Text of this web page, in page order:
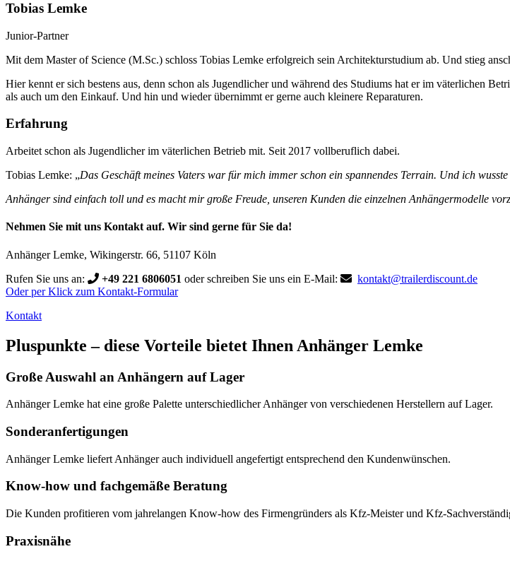
Tobias Lemke
Junior-Partner
Mit dem Master of Science (M.Sc.) schloss Tobias Lemke erfolgreich sein Architekturstudium ab. Und stieg
Hier kennt er sich bestens aus, denn schon als Jugendlicher und während des Studiums hat er im väterlichen
als auch um den Einkauf. Und hin und wieder übernimmt er gerne auch kleinere Reparaturen.
Erfahrung
Arbeitet schon als Jugendlicher im väterlichen Betrieb mit. Seit 2017 vollberuflich dabei.
Tobias Lemke: „Das Geschäft meines Vaters war für mich immer schon ein spannendes Terrain. Und ich
Anhänger sind einfach toll und es macht mir große Freude, unseren Kunden die einzelnen Anhängermodelle
Nehmen Sie mit uns Kontakt auf. Wir sind gerne für Sie da!
Anhänger Lemke, Wikingerstr. 66, 51107 Köln
Rufen Sie uns an:
+49 221 6806051 oder schreiben Sie uns ein E-Mail:
kontakt@trailerdiscount.de
Oder per Klick zum Kontakt-Formular
Kontakt
Pluspunkte – diese Vorteile bietet Ihnen Anhänger Lemke
Große Auswahl an Anhängern auf Lager
Anhänger Lemke hat eine große Palette unterschiedlicher Anhänger von verschiedenen Herstellern auf Lager.
Sonderanfertigungen
Anhänger Lemke liefert Anhänger auch individuell angefertigt entsprechend den Kundenwünschen.
Know-how und fachgemäße Beratung
Die Kunden profitieren vom jahrelangen Know-how des Firmengründers als Kfz-Meister und Kfz-
Praxisnähe